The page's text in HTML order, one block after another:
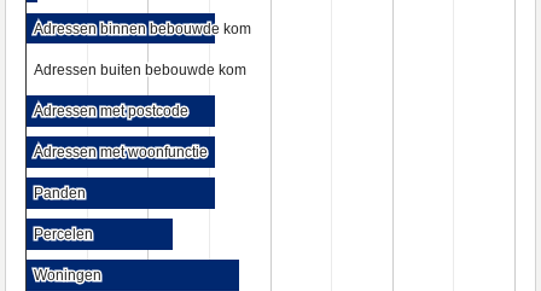
Adressen binnen bebouwde kom
Adressen binnen bebouwde kom
Adressen buiten bebouwde kom
Adressen buiten bebouwde kom
Adressen met postcode
Adressen met postcode
Adressen met woonfunctie
Adressen met woonfunctie
Panden
Panden
Percelen
Percelen
Woningen
Woningen